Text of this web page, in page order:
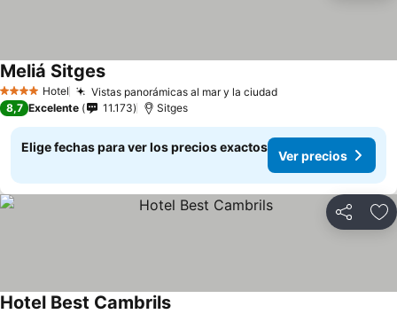
4 EstrellasHotel Vistas panorámicas al mar y la ciudad
Meliá Sitges
8,7 Excelente 11.173 Sitges
Elige fechas para ver los precios exactos
Ver precios
Compartir
Hotel Best Cambrils